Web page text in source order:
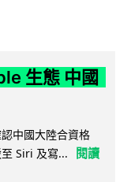
生態 中國
中國大陸合資格
Siri 及寫...
閱讀